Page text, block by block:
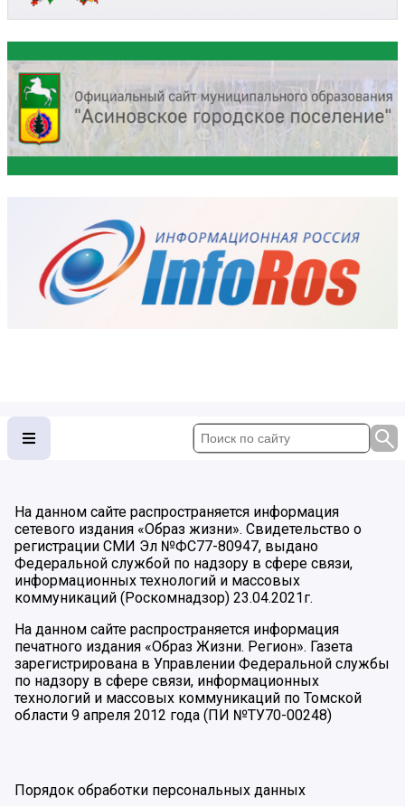
На данном сайте распространяется информация
сетевого издания «Образ жизни». Свидетельство о
регистрации СМИ Эл №ФС77-80947, выдано
Федеральной службой по надзору в сфере связи,
информационных технологий и массовых
коммуникаций (Роскомнадзор) 23.04.2021г.
На данном сайте распространяется информация
печатного издания «Образ Жизни. Регион». Газета
зарегистрирована в Управлении Федеральной службы
по надзору в сфере связи, информационных
технологий и массовых коммуникаций по Томской
области 9 апреля 2012 года (ПИ №ТУ70-00248)
Порядок обработки персональных данных